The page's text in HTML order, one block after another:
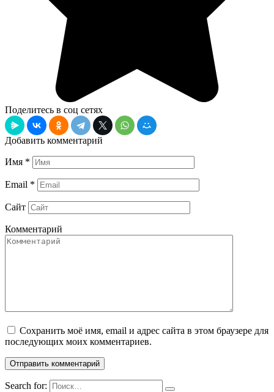
Поделитесь в соц сетях
Добавить комментарий
Имя *
Email *
Сайт
Комментарий
Сохранить моё имя, email и адрес сайта в этом браузере для
последующих моих комментариев.
Search for: